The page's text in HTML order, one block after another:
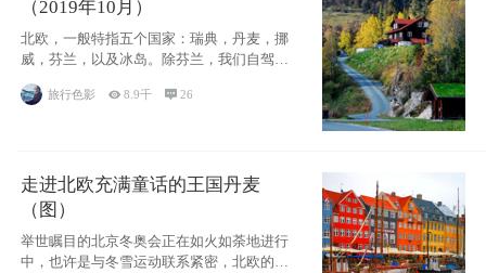
（2019年10月）
北欧，一般特指五个国家：瑞典，丹麦，挪
威，芬兰，以及冰岛。除芬兰，我们自驾游
旅行色影 8.9千 26
走进北欧充满童话的王国丹麦
（图）
举世瞩目的北京冬奥会正在如火如荼地进行
中，也许是与冬雪运动联系紧密，北欧的一